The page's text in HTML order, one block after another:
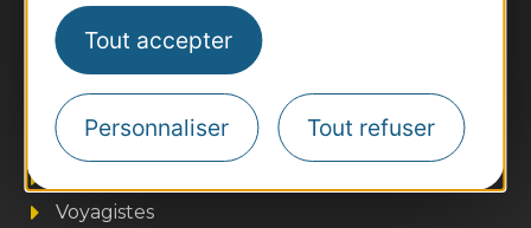
Tout accepter
Personnaliser Tout refuser
Thermalisme
Business/Mice
Pros d'Occitanie
Voyagistes